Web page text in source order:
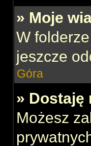
» Moje
W
jeszcze
Góra
» Dostaję
Możesz